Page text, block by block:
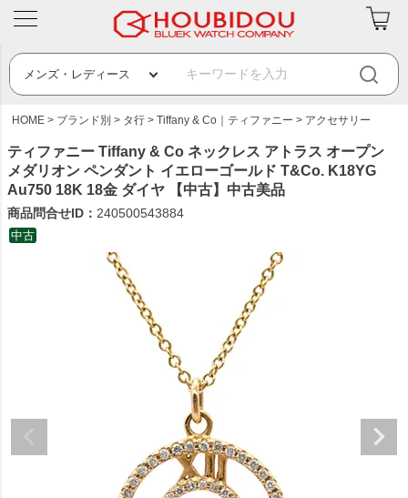
HOME ブランド別 タ行 Tiffany & Co｜ティファニー アクセサリー
ティファニー Tiffany & Co ネックレス アトラス オープン
メダリオン ペンダント イエローゴールド T&Co. K18YG
Au750 18K 18金 ダイヤ 【中古】中古美品
商品問合せID： 240500543884
中古